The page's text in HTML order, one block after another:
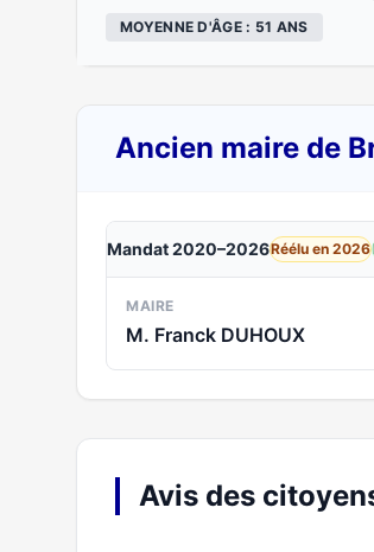
MOYENNE D'ÂGE : 51 ANS
Ancien maire de
Mandat 2020–2026Réélu en 2026
MAIRE
M. Franck DUHOUX
Avis des